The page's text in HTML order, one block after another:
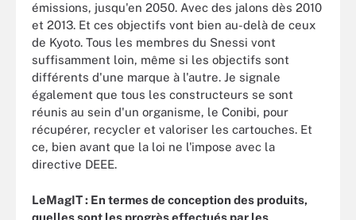
émissions, jusqu'en 2050. Avec des jalons dès 2010
et 2013. Et ces objectifs vont bien au-delà de ceux
de Kyoto. Tous les membres du Snessi vont
suffisamment loin, même si les objectifs sont
différents d'une marque à l'autre. Je signale
également que tous les constructeurs se sont
réunis au sein d'un organisme, le Conibi, pour
récupérer, recycler et valoriser les cartouches. Et
ce, bien avant que la loi ne l'impose avec la
directive DEEE.
LeMagIT : En termes de conception des produits,
quelles sont les progrès effectués par les